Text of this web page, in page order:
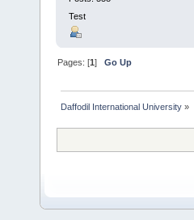
Test
Pages: [1]Go Up
Daffodil International University »